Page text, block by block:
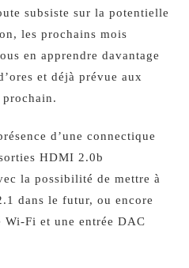
subsiste sur la potentielle
les prochains mois
en apprendre davantage
et déjà prévue aux
d’une connectique
HDMI 2.0b
la possibilité de mettre à
dans le futur, ou encore
Wi-Fi et une entrée DAC